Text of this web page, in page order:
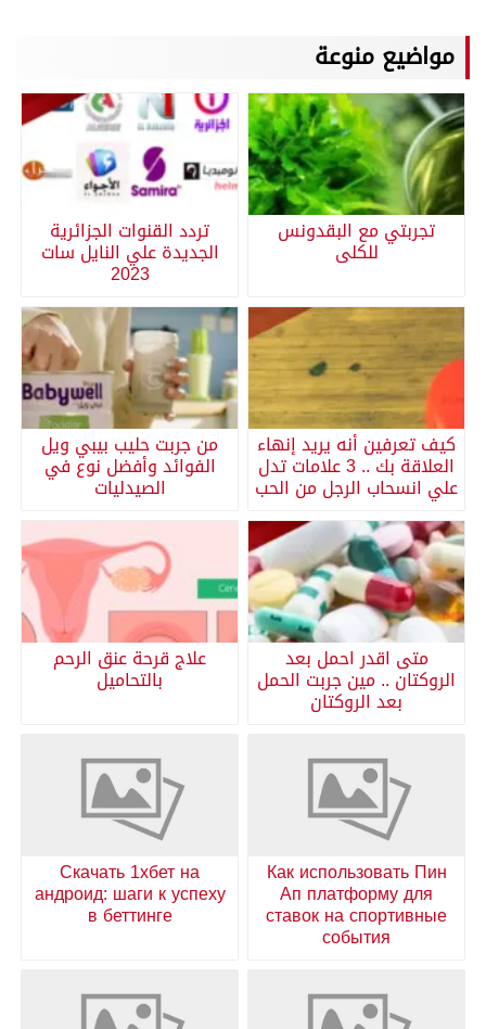
مواضيع منوعة
تجربتي مع البقدونس
للكلى
تردد القنوات الجزائرية
الجديدة علي النايل سات
2023
كيف تعرفين أنه يريد إنهاء
العلاقة بك .. 3 علامات تدل
علي انسحاب الرجل من الحب
من جربت حليب بيبي ويل
الفوائد وأفضل نوع في
الصيدليات
متى اقدر احمل بعد
الروكتان .. مين جربت الحمل
بعد الروكتان
علاج قرحة عنق الرحم
بالتحاميل
Как использовать Пин
Ап платформу для
ставок на спортивные
события
Скачать 1хбет на
андроид: шаги к успеху
в беттинге